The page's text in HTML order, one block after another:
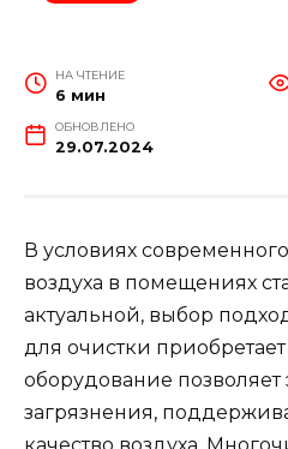
НА ЧТЕНИЕ
6 мин
ОБНОВЛЕНО
29.07.2024
В условиях
воздуха в помещениях
актуальной, выбор
для очистки
оборудование
загрязнения,